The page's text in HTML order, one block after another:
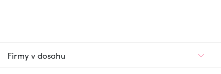
Firmy v dosahu